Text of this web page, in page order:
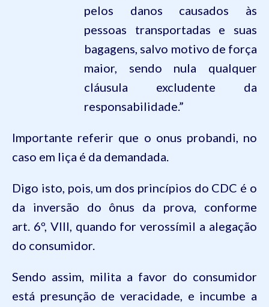
pelos danos causados às
pessoas transportadas e suas
bagagens, salvo motivo de força
maior, sendo nula qualquer
cláusula excludente da
responsabilidade.”
Importante referir que o onus probandi, no
caso em liça é da demandada.
Digo isto, pois, um dos princípios do CDC é o
da inversão do ônus da prova, conforme
art. 6º, VIII, quando for verossímil a alegação
do consumidor.
Sendo assim, milita a favor do consumidor
está presunção de veracidade, e incumbe a